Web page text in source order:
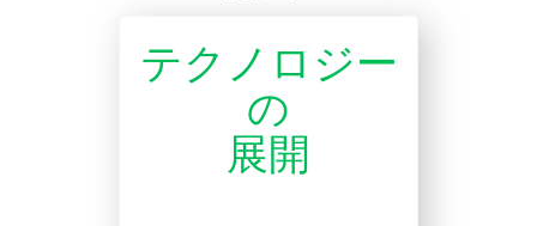
テクノロジー
の
展開